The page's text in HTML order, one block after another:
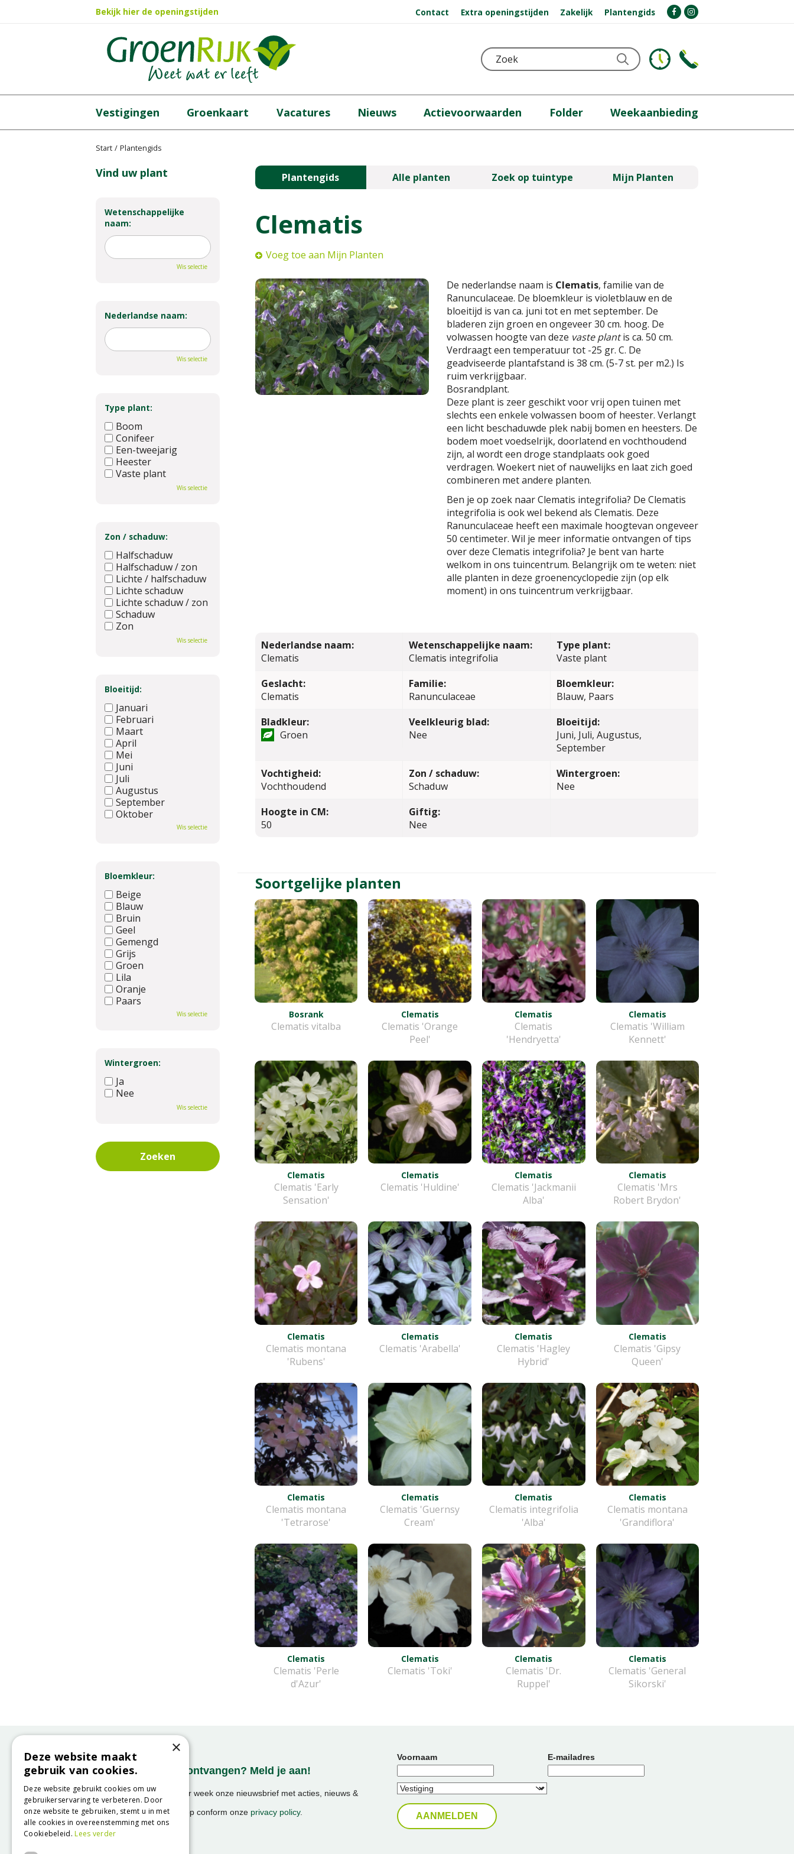
Start Plantengids
Bekijk hier de openingstijden Contact Extra openingstijden Zakelijk Plantengids
Vestigingen Groenkaart Vacatures Nieuws Actievoorwaarden Folder Weekaanbieding
Plantengids Alle planten Zoek op tuintype Mijn Planten
Clematis
Voeg toe aan Mijn Planten
De nederlandse naam is Clematis, familie van de
Ranunculaceae. De bloemkleur is violetblauw en de
bloeitijd is van ca. juni tot en met september. De
bladeren zijn groen en ongeveer 30 cm. hoog. De
volwassen hoogte van deze vaste plantis ca. 50 cm.
Verdraagt een temperatuur tot -25 gr. C. De
geadviseerde plantafstand is 38 cm. (5-7 st. per m2.) Is
ruim verkrijgbaar.
Bosrandplant.
Deze plant is zeer geschikt voor vrij open tuinen met
slechts een enkele volwassen boom of heester. Verlangt
een licht beschaduwde plek nabij bomen en heesters. De
bodem moet voedselrijk, doorlatend en vochthoudend
zijn, al wordt een droge standplaats ook goed
verdragen. Woekert niet of nauwelijks en laat zich goed
combineren met andere planten.
Ben je op zoek naar Clematis integrifolia? De Clematis
integrifolia is ook wel bekend als Clematis. Deze
Ranunculaceae heeft een maximale hoogtevan ongeveer
50 centimeter. Wil je meer informatie ontvangen of tips
over deze Clematis integrifolia? Je bent van harte
welkom in ons tuincentrum. Belangrijk om te weten: niet
alle planten in deze groenencyclopedie zijn (op elk
moment) in ons tuincentrum verkrijgbaar.
Nederlandse naam:
Clematis
Wetenschappelijke naam:
Clematis integrifolia
Type plant:
Vaste plant
Geslacht:
Clematis
Familie:
Ranunculaceae
Bloemkleur:
Blauw, Paars
Bladkleur:
Groen
Veelkleurig blad:
Nee
Bloeitijd:
Juni, Juli, Augustus,
September
Vochtigheid:
Vochthoudend
Zon / schaduw:
Schaduw
Wintergroen:
Nee
Hoogte in CM:
50
Giftig:
Nee
Soortgelijke planten
Bosrank
Clematis vitalba
Clematis
Clematis 'Orange
Peel'
Clematis
Clematis
'Hendryetta'
Clematis
Clematis 'William
Kennett'
Clematis
Clematis 'Early
Sensation'
Clematis
Clematis 'Huldine'
Clematis
Clematis 'Jackmanii
Alba'
Clematis
Clematis 'Mrs
Robert Brydon'
Clematis
Clematis montana
'Rubens'
Clematis
Clematis 'Arabella'
Clematis
Clematis 'Hagley
Hybrid'
Clematis
Clematis 'Gipsy
Queen'
Clematis
Clematis montana
'Tetrarose'
Clematis
Clematis 'Guernsy
Cream'
Clematis
Clematis integrifolia
'Alba'
Clematis
Clematis montana
'Grandiflora'
Clematis
Clematis 'Perle
d'Azur'
Clematis
Clematis 'Toki'
Clematis
Clematis 'Dr.
Ruppel'
Clematis
Clematis 'General
Sikorski'
Vind uw plant
Wetenschappelijke
naam:
Wis selectie
Nederlandse naam:
Wis selectie
Type plant:
Boom
Conifeer
Een-tweejarig
Heester
Vaste plant
Wis selectie
Zon / schaduw:
Halfschaduw
Halfschaduw / zon
Lichte / halfschaduw
Lichte schaduw
Lichte schaduw / zon
Schaduw
Zon
Wis selectie
Bloeitijd:
Januari
Februari
Maart
April
Mei
Juni
Juli
Augustus
September
Oktober
Wis selectie
Bloemkleur:
Beige
Blauw
Bruin
Geel
Gemengd
Grijs
Groen
Lila
Oranje
Paars
Wis selectie
Wintergroen:
Ja
Nee
Wis selectie
Onze nieuwsbrief ontvangen? Meld je aan!
Ontvang ongeveer 1x per week onze nieuwsbrief met acties, nieuws &
activiteiten!
We slaan uw gegevens op conform onze privacy policy.
Voornaam E-mailadres
×
Deze website maakt
gebruik van cookies.
Deze website gebruikt cookies om uw
gebruikerservaring te verbeteren. Door
onze website te gebruiken, stemt u in met
alle cookies in overeenstemming met ons
Cookiebeleid.Lees verder